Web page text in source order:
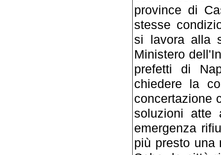
province di
stesse
si lavora alla
Ministero
prefetti di
chiedere la
concertazione
soluzioni atte
emergenza
più presto una